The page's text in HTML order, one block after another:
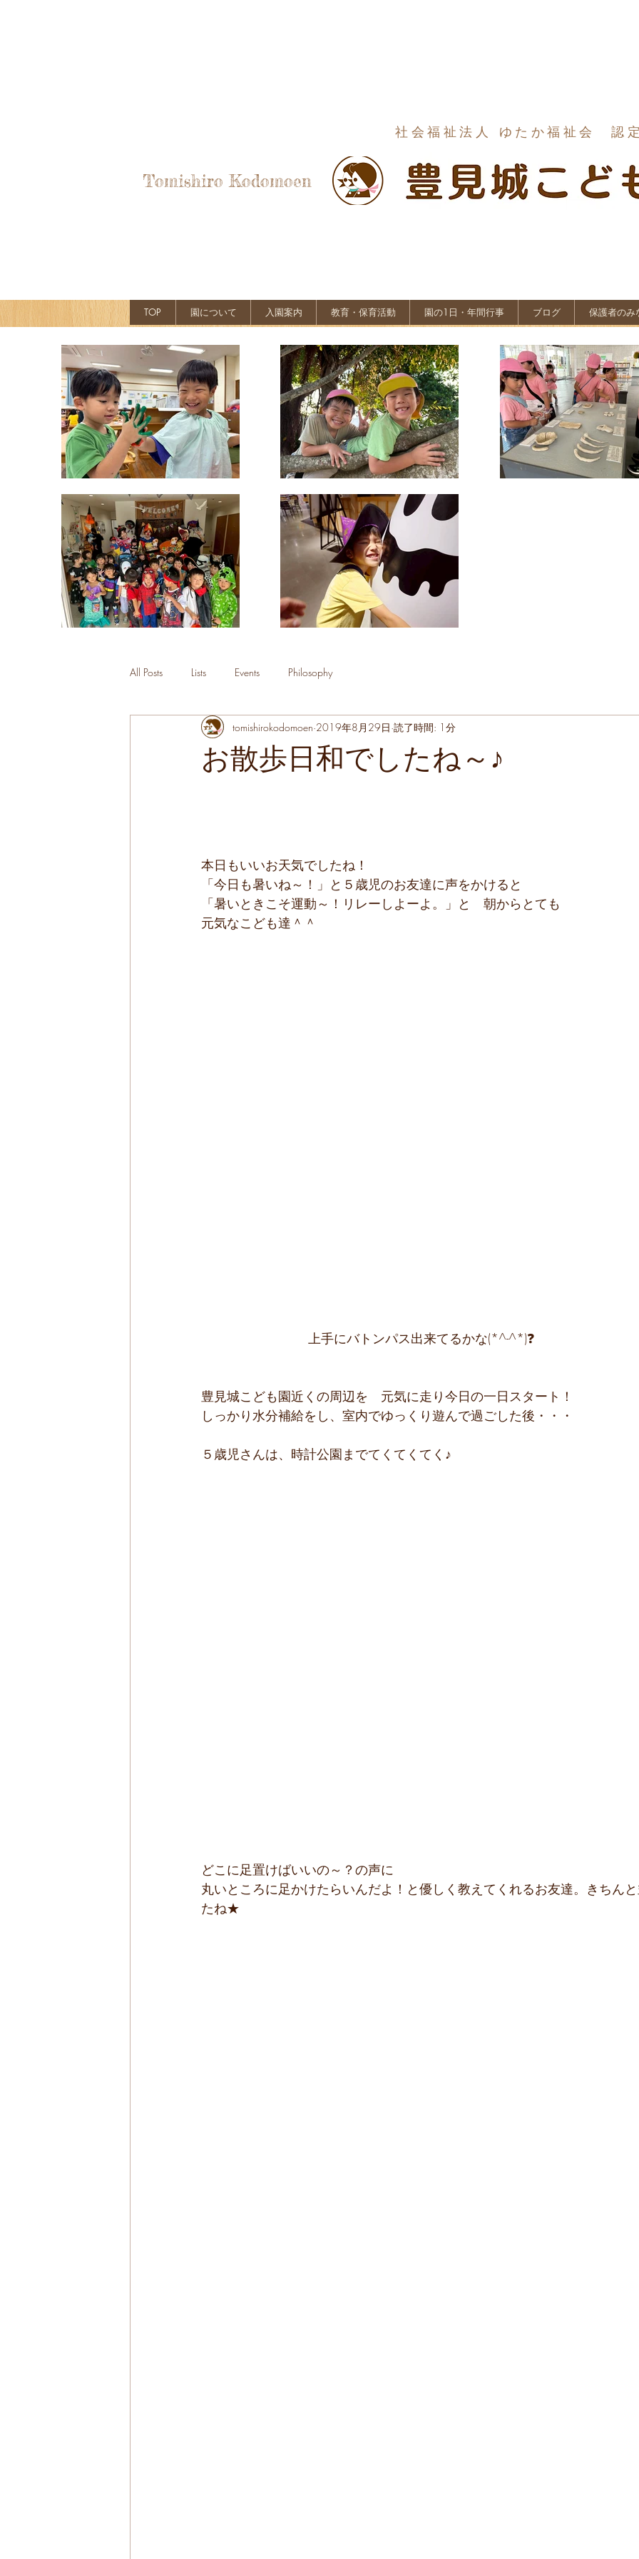
社会福祉法人 ゆたか福祉会 認
Tomishiro Kodomoen
TOP 園について 入園案内 教育・保育活動 園の1日・年間行事 ブログ 保護者のみ
All Posts Lists Events Philosophy
お散歩日和でしたね～♪
tomishirokodomoen 2019年8月29日 読了時間: 1分
本日もいいお天気でしたね！
「今日も暑いね～！」と５歳児のお友達に声をかけると
「暑いときこそ運動～！リレーしよーよ。」と　朝からとても
元気なこども達＾＾
上手にバトンパス出来てるかな(*^-^*)❓
豊見城こども園近くの周辺を　元気に走り今日の一日スタート！
しっかり水分補給をし、室内でゆっくり遊んで過ごした後・・・
５歳児さんは、時計公園までてくてくてく♪
どこに足置けばいいの～？の声に
丸いところに足かけたらいんだよ！と優しく教えてくれるお友達。きちん
たね★